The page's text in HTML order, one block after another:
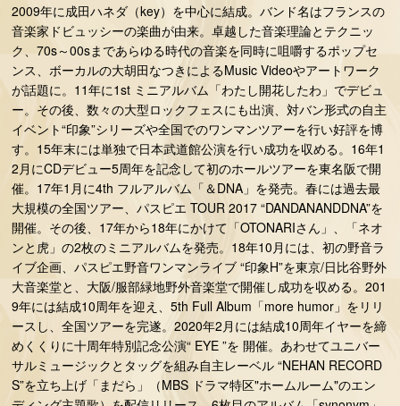
2009年に成田ハネダ（key）を中心に結成。バンド名はフランスの
音楽家ドビュッシーの楽曲が由来。卓越した音楽理論とテクニッ
ク、70s～00sまであらゆる時代の音楽を同時に咀嚼するポップセ
ンス、ボーカルの大胡田なつきによるMusic Videoやアートワーク
が話題に。11年に1st ミニアルバム「わたし開花したわ」でデビュ
ー。その後、数々の大型ロックフェスにも出演、対バン形式の自主
イベント“印象”シリーズや全国でのワンマンツアーを行い好評を博
す。15年末には単独で日本武道館公演を行い成功を収める。16年1
2月にCDデビュー5周年を記念して初のホールツアーを東名阪で開
催。17年1月に4th フルアルバム「＆DNA」を発売。春には過去最
大規模の全国ツアー、パスピエ TOUR 2017 “DANDANANDDNA”を
開催。その後、17年から18年にかけて「OTONARIさん」、「ネオ
ンと虎」の2枚のミニアルバムを発売。18年10月には、初の野音ラ
イブ企画、パスピエ野音ワンマンライブ “印象H”を東京/日比谷野外
大音楽堂と、大阪/服部緑地野外音楽堂で開催し成功を収める。201
9年には結成10周年を迎え、5th Full Album「more humor」をリリ
ースし、全国ツアーを完遂。2020年2月には結成10周年イヤーを締
めくくりに十周年特別記念公演“ EYE ”を 開催。あわせてユニバー
サルミュージックとタッグを組み自主レーベル “NEHAN RECORD
S”を立ち上げ「まだら」（MBS ドラマ特区"ホームルーム"のエン